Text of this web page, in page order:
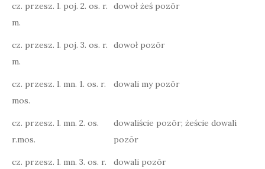
cz. przesz. l. poj. 2. os. r.
m.
dowoł żeś pozōr
cz. przesz. l. poj. 3. os. r.
m.
dowoł pozōr
cz. przesz. l. mn. 1. os. r.
mos.
dowali my pozōr
cz. przesz. l. mn. 2. os.
r.mos.
dowaliście pozōr; żeście dowali
pozōr
cz. przesz. l. mn. 3. os. r.
dowali pozōr